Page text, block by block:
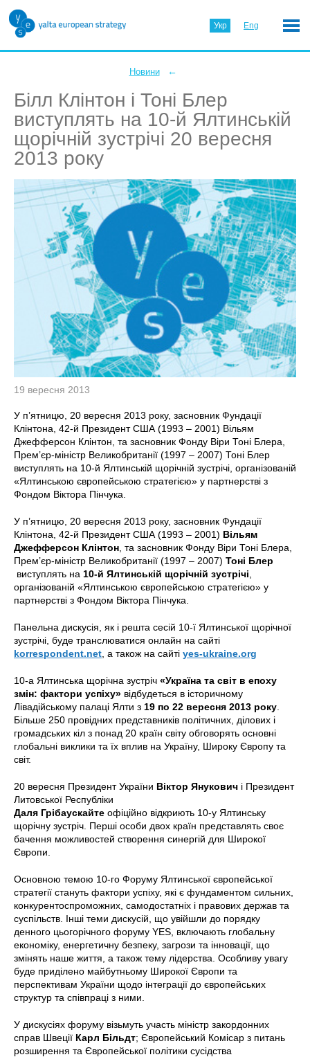
Укр Eng
Новини ←
Білл Клінтон і Тоні Блер
виступлять на 10-й Ялтинській
щорічній зустрічі 20 вересня
2013 року
19 вересня 2013
У п’ятницю, 20 вересня 2013 року, засновник Фундації
Клінтона, 42-й Президент США (1993 – 2001) Вільям
Джефферсон Клінтон, та засновник Фонду Віри Тоні Блера,
Прем’єр-міністр Великобританії (1997 – 2007) Тоні Блер
виступлять на 10-й Ялтинській щорічній зустрічі, організованій
«Ялтинською європейською стратегією» у партнерстві з
Фондом Віктора Пінчука.
У п’ятницю, 20 вересня 2013 року, засновник Фундації
Клінтона, 42-й Президент США (1993 – 2001) Вільям
Джефферсон Клінтон , та засновник Фонду Віри Тоні Блера,
Прем’єр-міністр Великобританії (1997 – 2007) Тоні Блер
виступлять на 10-й Ялтинській щорічній зустрічі
організованій «Ялтинською європейською стратегією» у
партнерстві з Фондом Віктора Пінчука.
Панельна дискусія, як і решта сесій 10-ї Ялтинської щорічної
зустрічі, буде транслюватися онлайн на сайті
korrespondent.net , а також на сайті yes-ukraine.org
10-а Ялтинська щорічна зустріч «Україна та світ в епоху
змін: фактори успіху» відбудеться в історичному
Лівадійському палаці Ялти з 19 по 22 вересня 2013 року
Більше 250 провідних представників політичних, ділових і
громадських кіл з понад 20 країн світу обговорять основні
глобальні виклики та їх вплив на Україну, Широку Європу та
світ.
20 вересня Президент України Віктор Янукович і Президент
Литовської Республіки
Даля Грібаускайте офіційно відкриють 10-у Ялтинську
щорічну зустріч. Перші особи двох країн представлять своє
бачення можливостей створення синергій для Широкої
Європи.
Основною темою 10-го Форуму Ялтинської європейської
стратегії стануть фактори успіху, які є фундаментом сильних,
конкурентоспроможних, самодостатніх і правових держав та
суспільств. Інші теми дискусій, що увійшли до порядку
денного цьогорічного форуму YES, включають глобальну
економіку, енергетичну безпеку, загрози та інновації, що
змінять наше життя, а також тему лідерства. Особливу увагу
буде приділено майбутньому Широкої Європи та
перспективам України щодо інтеграції до європейських
структур та співпраці з ними.
У дискусіях форуму візьмуть участь міністр закордонних
справ Швеції Карл Більдт; Європейський Комісар з питань
розширення та Європейської політики сусідства